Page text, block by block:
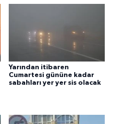
Yarından itibaren
Cumartesi gününe kadar
sabahları yer yer sis olacak